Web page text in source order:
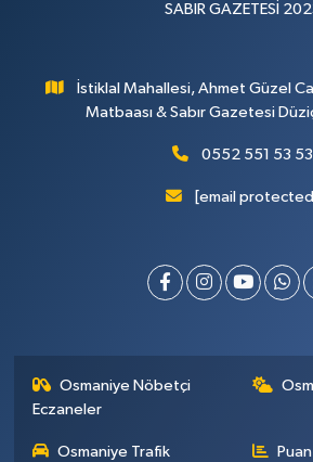
SABIR GAZETESİ
İstiklal Mahallesi, Ahmet Güzel
Matbaası & Sabır Gazetesi
0552 551 53 53
[email
Osmaniye Nöbetçi
Eczaneler
Osmaniye Trafik